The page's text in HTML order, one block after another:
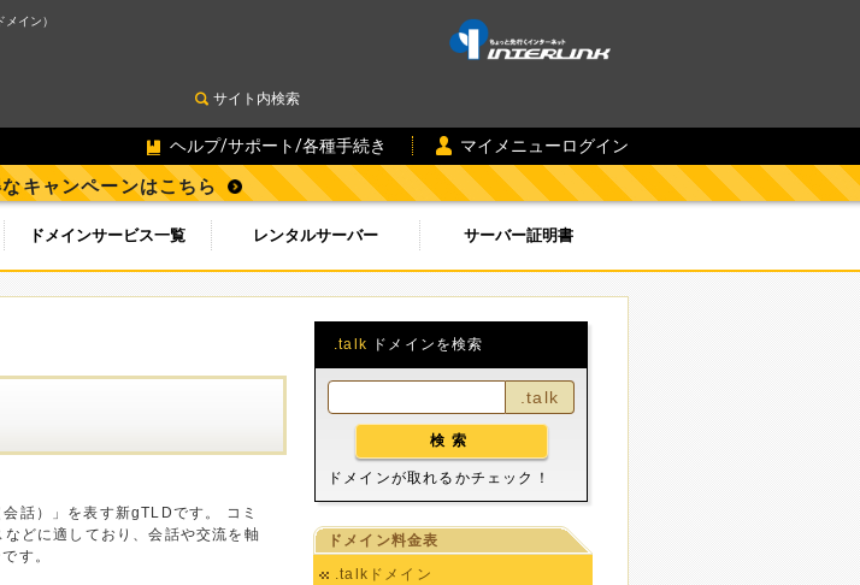
イン）
サイト内検索
ヘルプ/サポート/各種手続き マイメニューログイン
キャンペーンはこちら
ドメインサービス一覧 レンタルサーバー サーバー証明書
話）」を表す新gTLDです。 コミ
どに適しており、会話や交流を軸
す。
.talk ドメインを検索
.talk
ドメインが取れるかチェック！
ドメイン料金表
.talkドメイン